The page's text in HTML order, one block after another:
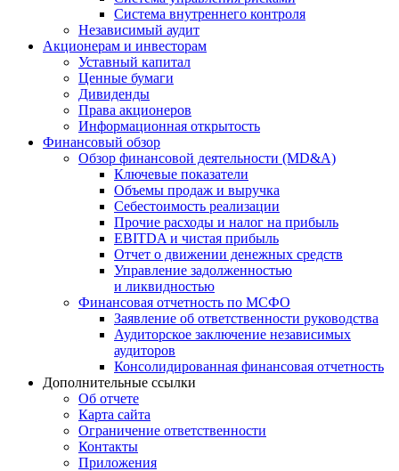
Система внутреннего контроля
Независимый аудит
Акционерам и инвесторам
Уставный капитал
Ценные бумаги
Дивиденды
Права акционеров
Информационная открытость
Финансовый обзор
Обзор финансовой деятельности (MD&A)
Ключевые показатели
Объемы продаж и выручка
Себестоимость реализации
Прочие расходы и налог на прибыль
EBITDA и чистая прибыль
Отчет о движении денежных средств
Управление задолженностью
и ликвидностью
Финансовая отчетность по МСФО
Заявление об ответственности руководства
Аудиторское заключение независимых
аудиторов
Консолидированная финансовая отчетность
Дополнительные ссылки
Об отчете
Карта сайта
Ограничение ответственности
Контакты
Приложения